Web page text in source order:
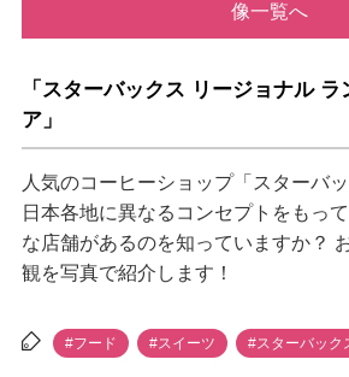
像一覧へ
「スターバックス リージョナル ラ
ア」
人気のコーヒーショップ「スターバ
日本各地に異なるコンセプトをもっ
な店舗があるのを知っていますか？
観を写真で紹介します！
#フード #スイーツ #スターバック